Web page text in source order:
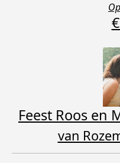
Feest Roos en
van